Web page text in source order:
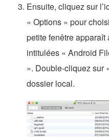
Ensuite, cliquez sur
« Options » pour
petite fenêtre
intitulées « Android
». Double-cliquez sur
dossier local.